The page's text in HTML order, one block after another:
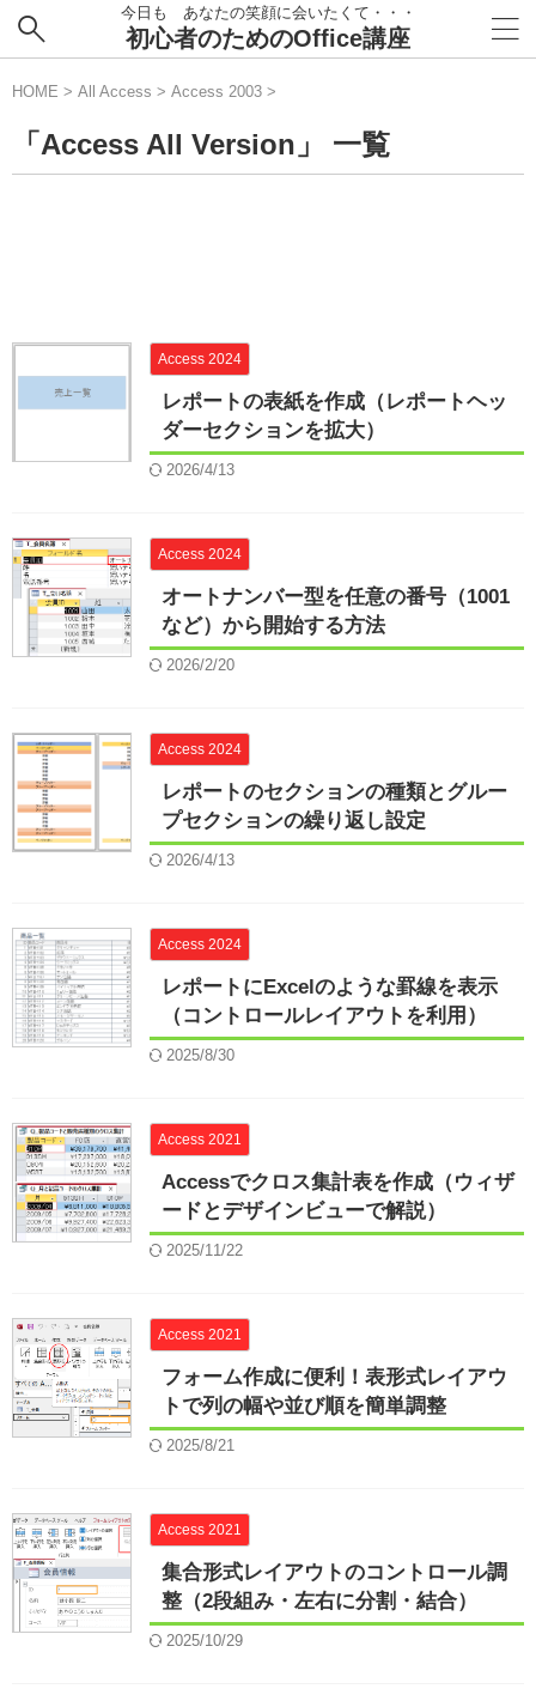
今日も あなたの笑顔に会いたくて・・・
初心者のためのOffice講座
HOME > All Access > Access 2003 >
「Access All Version」 一覧
Access 2024
レポートの表紙を作成（レポートヘッ
ダーセクションを拡大）
2026/4/13
Access 2024
オートナンバー型を任意の番号（1001
など）から開始する方法
2026/2/20
Access 2024
レポートのセクションの種類とグルー
プセクションの繰り返し設定
2026/4/13
Access 2024
レポートにExcelのような罫線を表示
（コントロールレイアウトを利用）
2025/8/30
Access 2021
Accessでクロス集計表を作成（ウィザ
ードとデザインビューで解説）
2025/11/22
Access 2021
フォーム作成に便利！表形式レイアウ
トで列の幅や並び順を簡単調整
2025/8/21
Access 2021
集合形式レイアウトのコントロール調
整（2段組み・左右に分割・結合）
2025/10/29